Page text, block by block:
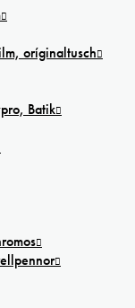
oríginaltusch
Batik